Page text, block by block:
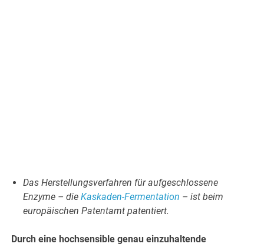
Das Herstellungsverfahren für aufgeschlossene
Enzyme – dieKaskaden-Fermentation – ist beim
europäischen Patentamt patentiert.
Durch eine hochsensible genau einzuhaltende